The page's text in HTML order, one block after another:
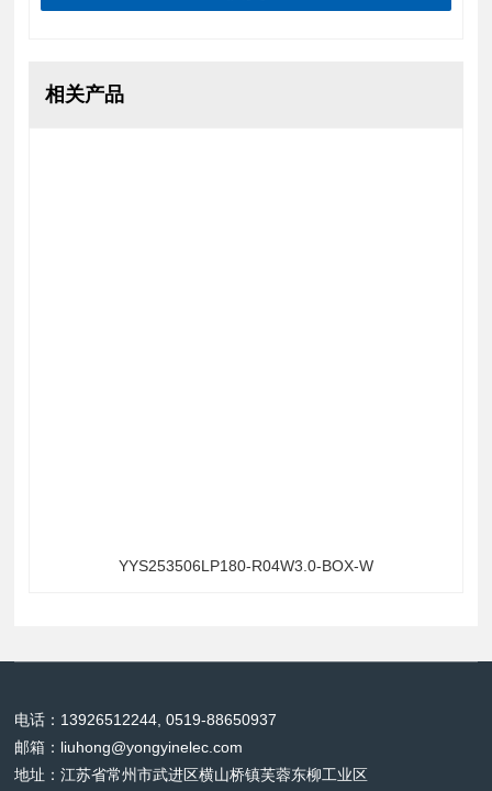
相关产品
YYS253506LP180-R04W3.0-BOX-W
电话：13926512244, 0519-88650937
邮箱： liuhong@yongyinelec.com
地址：江苏省常州市武进区横山桥镇芙蓉东柳工业区